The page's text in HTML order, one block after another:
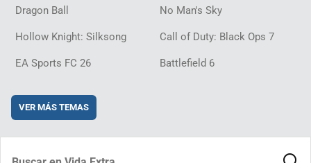
Dragon Ball No Man's Sky
Hollow Knight: Silksong Call of Duty: Black Ops 7
EA Sports FC 26 Battlefield 6
VER MÁS TEMAS